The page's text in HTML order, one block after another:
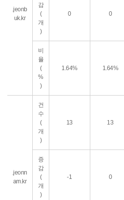
.jeonb
uk.kr
감
(
개
)
0 0
비
율
(
%
)
1.64% 1.64%
.jeonn
am.kr
건
수
(
개
)
13 13
증
감
(
개
)
-1 0